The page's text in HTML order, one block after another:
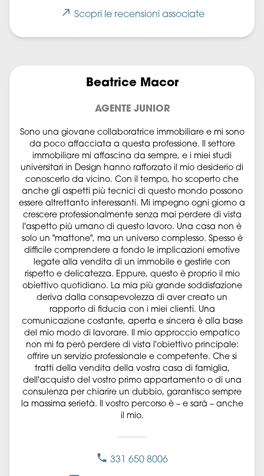
Scopri le recensioni associate
Beatrice Macor
AGENTE JUNIOR
Sono una giovane collaboratrice immobiliare e mi sono
da poco affacciata a questa professione. Il settore
immobiliare mi affascina da sempre, e i miei studi
universitari in Design hanno rafforzato il mio desiderio di
conoscerlo da vicino. Con il tempo, ho scoperto che
anche gli aspetti più tecnici di questo mondo possono
essere altrettanto interessanti. Mi impegno ogni giorno a
crescere professionalmente senza mai perdere di vista
l'aspetto più umano di questo lavoro. Una casa non è
solo un "mattone", ma un universo complesso. Spesso è
difficile comprendere a fondo le implicazioni emotive
legate alla vendita di un immobile e gestirle con
rispetto e delicatezza. Eppure, questo è proprio il mio
obiettivo quotidiano. La mia più grande soddisfazione
deriva dalla consapevolezza di aver creato un
rapporto di fiducia con i miei clienti. Una
comunicazione costante, aperta e sincera è alla base
del mio modo di lavorare. Il mio approccio empatico
non mi fa però perdere di vista l'obiettivo principale:
offrire un servizio professionale e competente. Che si
tratti della vendita della vostra casa di famiglia,
dell'acquisto del vostro primo appartamento o di una
consulenza per chiarire un dubbio, garantisco sempre
la massima serietà. Il vostro percorso è – e sarà – anche
il mio.
331 650 8006